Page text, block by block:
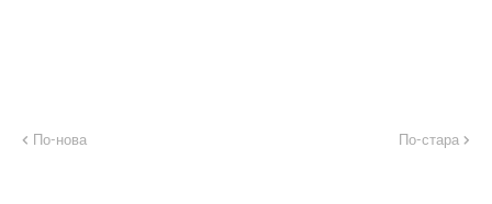
По-нова По-стара